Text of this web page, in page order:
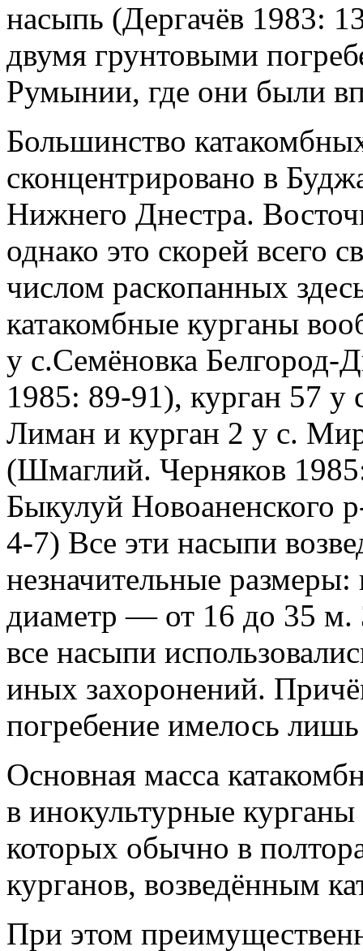
насыпь (Дергачёв 1983:
двумя грунтовыми
Румынии, где они были
Большинство
сконцентрировано в
Нижнего Днестра.
однако это скорей всего
числом раскопанных
катакомбные курганы
у с.Семёновка Белгород-
1985: 89-91), курган 57 у
Лиман и курган 2 у с.
(Шмаглий. Черняков
Быкулуй Новоаненского
4-7) Все эти насыпи
незначительные
диаметр — от 16 до 35 м.
все насыпи
иных захоронений.
погребение имелось
Основная масса
в инокультурные
которых обычно в
курганов, возведённым
При этом